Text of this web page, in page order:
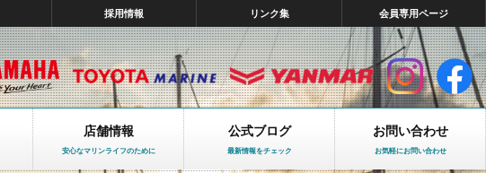
採用情報 リンク集 会員専用ページ
店舗情報
安心なマリンライフのために
公式ブログ
最新情報をチェック
お問い合わせ
お気軽にお問い合わせ